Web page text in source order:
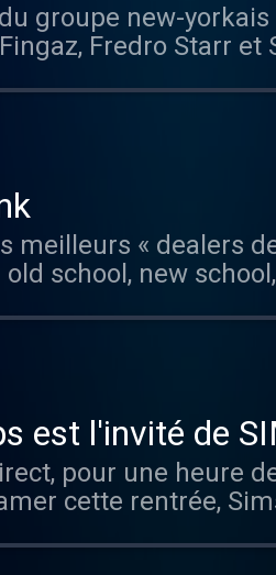
groupe new-
Fredro Starr et
hip-hop 100%
meilleurs « dealers
school, new
est l'invité de
pour une heure
cette rentrée,
inédit. On ne le
26 ans originaire du